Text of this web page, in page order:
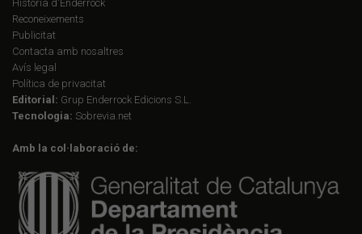
Història d'Enderrock
Reconeixements
Publicitat
Contacta amb nosaltres
Avís legal
Política de privacitat
Editorial: Grup Enderrock Edicions S.L.
Tecnologia: Sobrevia.net
Amb la col·laboració de: